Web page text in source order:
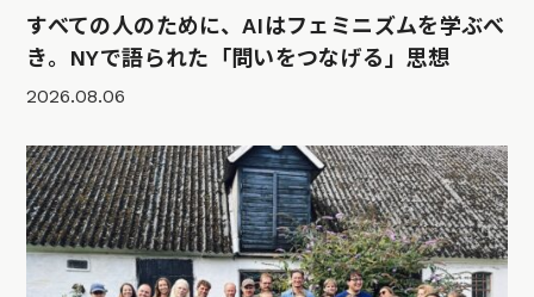
すべての人のために、AIはフェミニズムを学ぶべ
き。NYで語られた「問いをつなげる」思想
2026.08.06